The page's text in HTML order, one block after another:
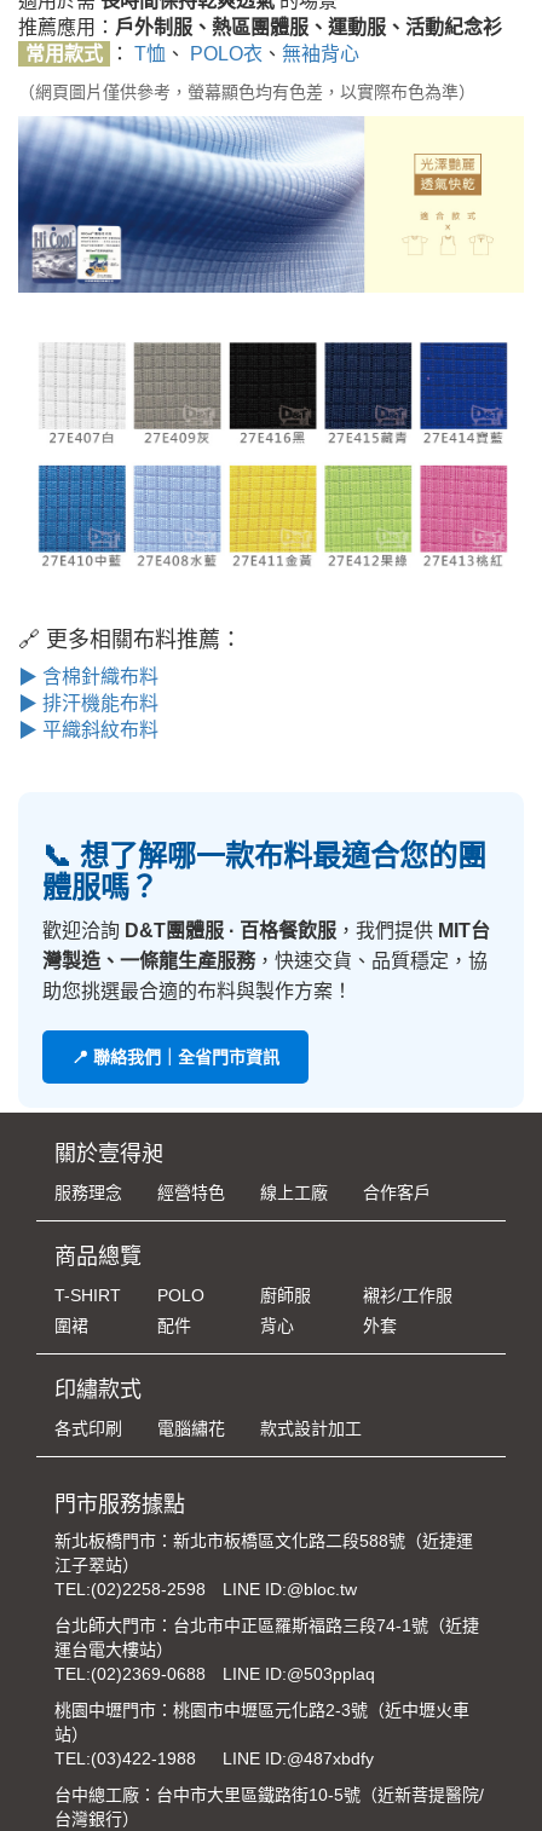
推薦應用： 戶外制服、熱區團體服、運動服、活動紀念衫
常用款式
： T恤 、 POLO衣 、 無袖背心
（網頁圖片僅供參考，螢幕顯色均有色差，以實際布色為準）
🔗 更多相關布料推薦：
▶ 含棉針織布料
▶ 排汗機能布料
▶ 平織斜紋布料
📞 想了解哪一款布料最適合您的團
體服嗎？
歡迎洽詢 D&T團體服 · 百格餐飲服 ，我們提供 MIT台
灣製造、一條龍生產服務，快速交貨、品質穩定，協
助您挑選最合適的布料與製作方案！
📍 聯絡我們｜全省門市資訊
關於壹得昶
服務理念 經營特色 線上工廠 合作客戶
商品總覽
T-SHIRT POLO 廚師服
襯衫/工作服
圍裙
配件 背心 外套
印繡款式
各式印刷 電腦繡花 款式設計加工
門市服務據點
新北板橋門市：新北市板橋區文化路二段588號（近捷運
江子翠站）
TEL:(02)2258-2598
LINE ID:@bloc.tw
台北師大門市：台北市中正區羅斯福路三段74-1號（近捷
運台電大樓站）
TEL:(02)2369-0688
LINE ID:@503pplaq
桃園中壢門市：桃園市中壢區元化路2-3號（近中壢火車
站）
TEL:(03)422-1988
LINE ID:@487xbdfy
台中總工廠：台中市大里區鐵路街10-5號（近新菩提醫院/
台灣銀行）